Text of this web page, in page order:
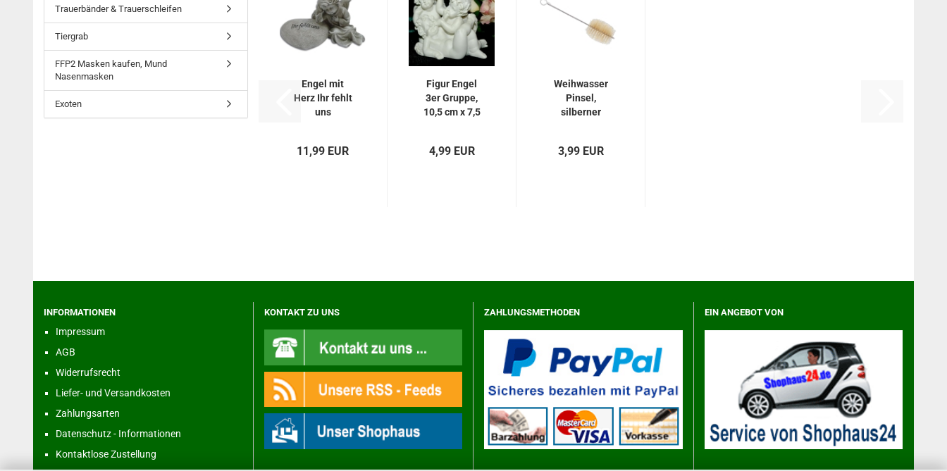
Engel mit
Herz Ihr fehlt
uns
11,99 EUR
Figur Engel
3er Gruppe,
10,5 cm x 7,5
4,99 EUR
Weihwasser
Pinsel,
silberner
3,99 EUR
Trauerbänder & Trauerschleifen
Tiergrab
FFP2 Masken kaufen, Mund
Nasenmasken
Exoten
INFORMATIONEN
Impressum
AGB
Widerrufsrecht
Liefer- und Versandkosten
Zahlungsarten
Datenschutz - Informationen
Kontaktlose Zustellung
KONTAKT ZU UNS ZAHLUNGSMETHODEN EIN ANGEBOT VON